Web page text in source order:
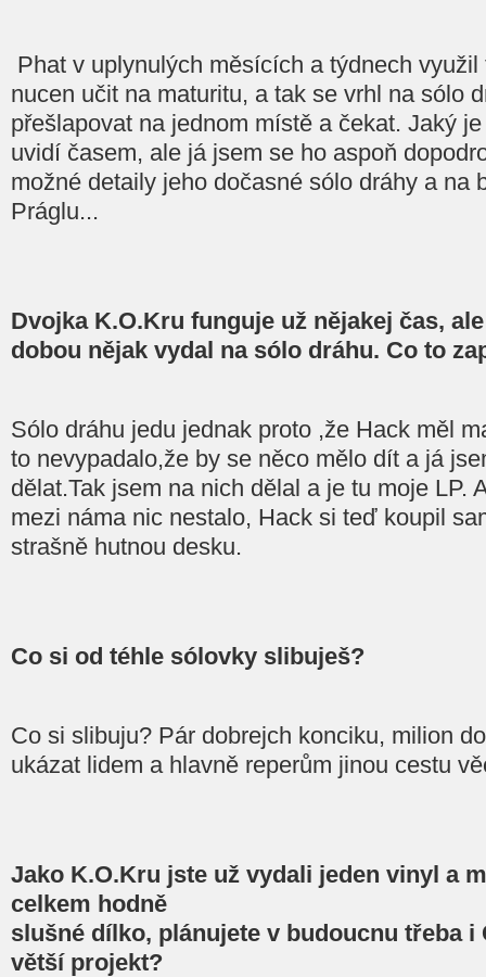
Phat v uplynulých měsících a týdnech
nucen učit na maturitu, a tak se vrhl na sólo
přešlapovat na jednom místě a čekat. Jaký
uvidí časem, ale já jsem se ho aspoň
možné detaily jeho dočasné sólo dráhy a na
Práglu...
Dvojka K.O.Kru funguje už nějakej čas,
dobou nějak vydal na sólo dráhu. Co to
Sólo dráhu jedu jednak proto ,že Hack měl
to nevypadalo,že by se něco mělo dít a já
dělat.Tak jsem na nich dělal a je tu moje LP.
mezi náma nic nestalo, Hack si teď koupil
strašně hutnou desku.
Co si od téhle sólovky slibuješ?
Co si slibuju? Pár dobrejch konciku, milion
ukázat lidem a hlavně reperům jinou cestu
Jako K.O.Kru jste už vydali jeden vinyl a
celkem hodně
slušné dílko, plánujete v budoucnu třeba i
větší projekt?